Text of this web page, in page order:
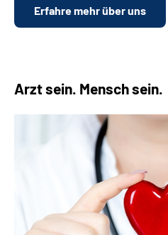
Erfahre mehr über uns
Arzt sein. Mensch sein.